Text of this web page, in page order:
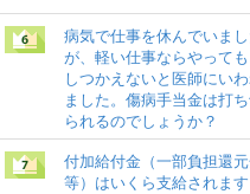
病気で仕事を休んでいま
が、軽い仕事ならやっても
しつかえないと医師にい
ました。傷病手当金は打
られるのでしょうか？
付加給付金（一部負担還
等）はいくら支給されます